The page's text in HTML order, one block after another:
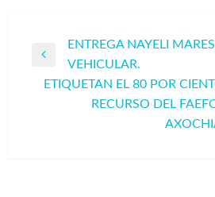
Navegación
entradas
Entrada
anterior
ENTREGA NAYELI
VEHICULAR.
ETIQUETAN EL 80 POR
RECURSO DEL